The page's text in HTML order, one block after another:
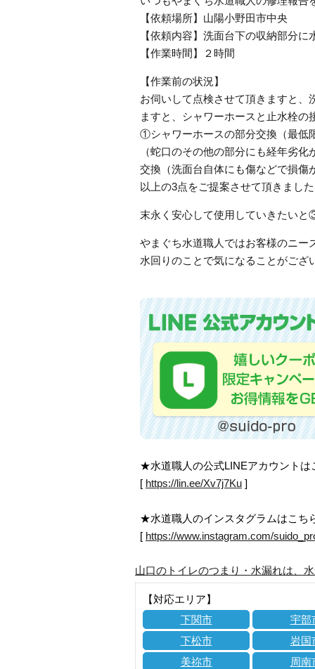
【依頼場所】山陽小野田市中央
【依頼内容】洗面台下の収納部分に
【作業時間】２時間
【作業前の状況】
お伺いして点検させて頂きますと
ますと、シャワーホースと止水栓
①シャワーホースの部分交換（最
（蛇口のその他の部分にも経年劣
交換（洗面台自体にも傷などで損傷
以上の3点をご提案させて頂きまし
末永く安心して使用していきたい
やまぐち水道職人ではお客様のニー
水回りのことで気になることがござ
★水道職人の公式LINEアカウントは
[ https://lin.ee/Xv7j7Ku ]
★水道職人のインスタグラムはこち
[ https://www.instagram.com/
山口のトイレのつまり・水漏れは、
【対応エリア】
下関市
宇部
下松市
岩国
美祢市
周南